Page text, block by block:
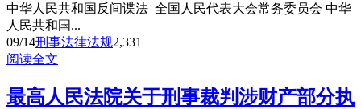
中华人民共和国反间谍法 全国人民代表大会常务委员会 中华
人民共和国...
09/14刑事法律法规2,331
阅读全文
最高人民法院关于刑事裁判涉财产部分执